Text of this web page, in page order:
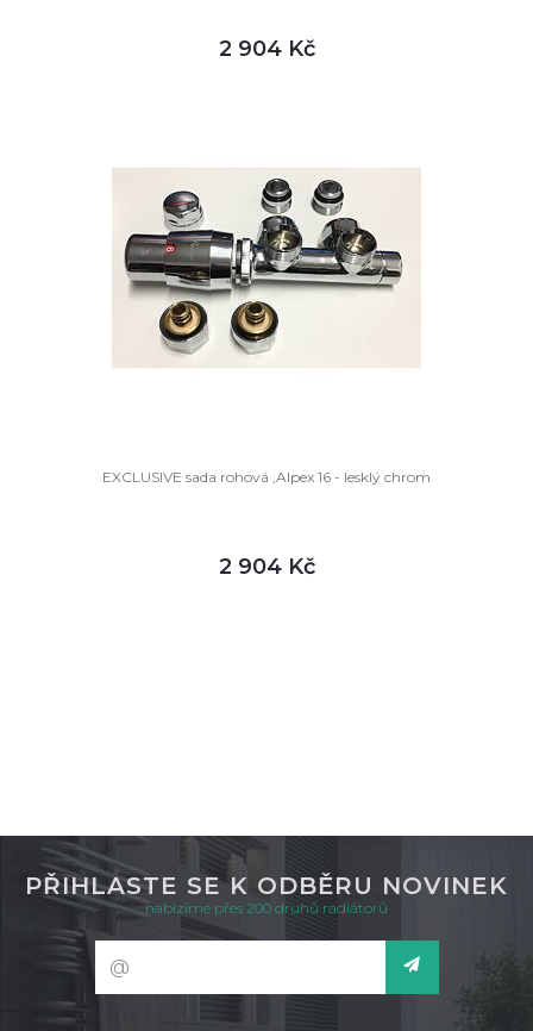
2 904 Kč
EXCLUSIVE sada rohová ,Alpex 16 - lesklý chrom
2 904 Kč
PŘIHLASTE SE K ODBĚRU NOVINEK
nabízíme přes 200 druhů radiátorů